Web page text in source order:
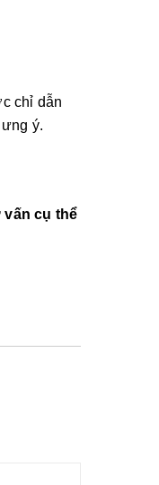
chỉ dẫn
ý.
vấn cụ thể